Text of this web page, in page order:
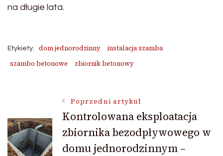
na długie lata.
Etykiety: dom jednorodzinny
instalacja szamba
szambo betonowe
zbiornik betonowy
Nawigacja
wpisu
Poprzedni artykuł
Kontrolowana eksploatacja
zbiornika bezodpływowego w
domu jednorodzinnym –